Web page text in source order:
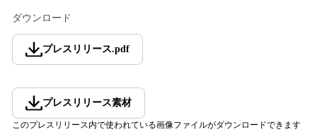
ダウンロード
プレスリリース.pdf
プレスリリース素材
このプレスリリース内で使われている画像ファイルがダウンロードできます